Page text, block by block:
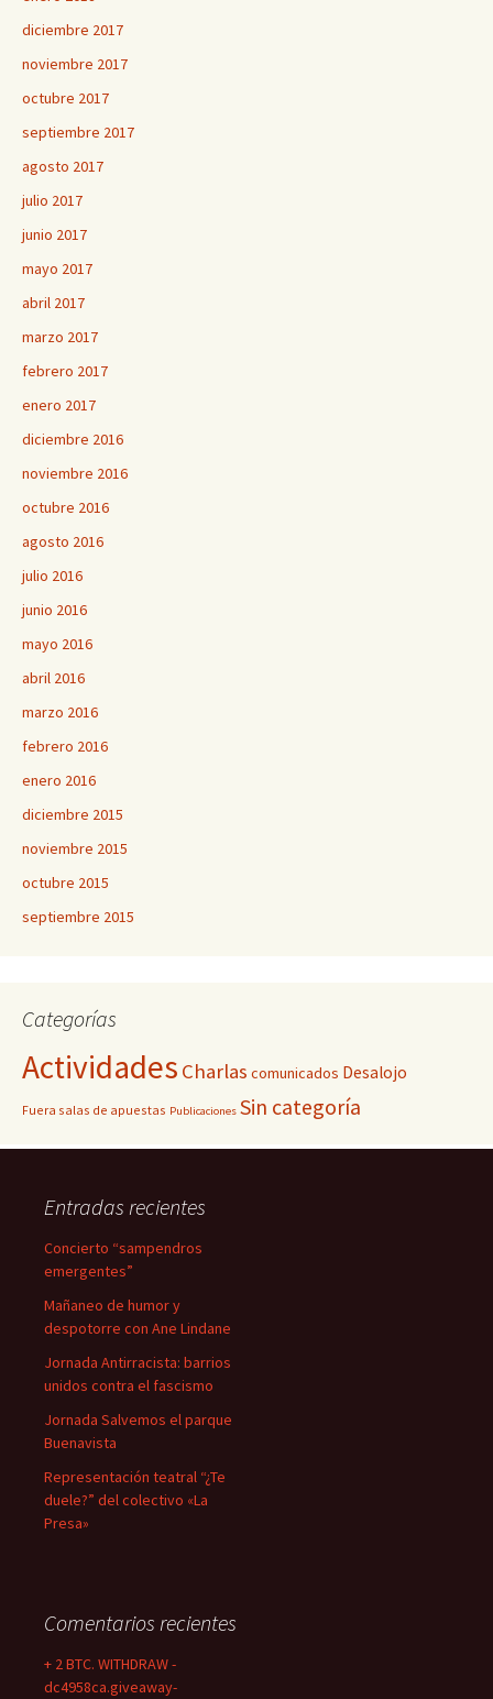
diciembre 2017
noviembre 2017
octubre 2017
septiembre 2017
agosto 2017
julio 2017
junio 2017
mayo 2017
abril 2017
marzo 2017
febrero 2017
enero 2017
diciembre 2016
noviembre 2016
octubre 2016
agosto 2016
julio 2016
junio 2016
mayo 2016
abril 2016
marzo 2016
febrero 2016
enero 2016
diciembre 2015
noviembre 2015
octubre 2015
septiembre 2015
Categorías
Actividades Charlas comunicados Desalojo
Fuera salas de apuestas Publicaciones Sin categoría
Entradas recientes
Concierto “sampendros
emergentes”
Mañaneo de humor y
despotorre con Ane Lindane
Jornada Antirracista: barrios
unidos contra el fascismo
Jornada Salvemos el parque
Buenavista
Representación teatral “¿Te
duele?” del colectivo «La
Presa»
Comentarios recientes
+ 2 BTC. WITHDRAW -
dc4958ca.giveaway-